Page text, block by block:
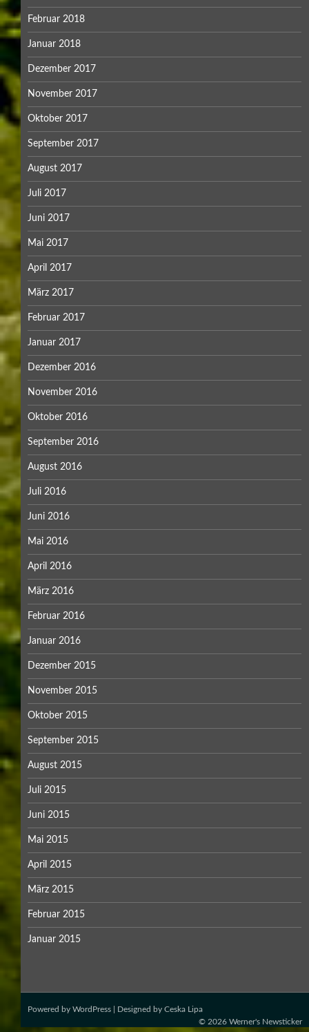
Februar 2018
Januar 2018
Dezember 2017
November 2017
Oktober 2017
September 2017
August 2017
Juli 2017
Juni 2017
Mai 2017
April 2017
März 2017
Februar 2017
Januar 2017
Dezember 2016
November 2016
Oktober 2016
September 2016
August 2016
Juli 2016
Juni 2016
Mai 2016
April 2016
März 2016
Februar 2016
Januar 2016
Dezember 2015
November 2015
Oktober 2015
September 2015
August 2015
Juli 2015
Juni 2015
Mai 2015
April 2015
März 2015
Februar 2015
Januar 2015
Powered by WordPress | Designed by Ceska Lipa
© 2026 Werner's Newsticker